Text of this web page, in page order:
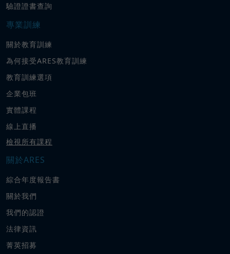
驗證證書查詢
專業訓練
關於教育訓練
為何接受ARES教育訓練
教育訓練選項
企業包班
實體課程
線上直播
檢視所有課程
關於ARES
綜合年度報告書
關於我們
我們的認證
法律資訊
菁英招募